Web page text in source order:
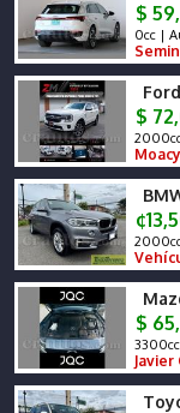
$
0cc |
$
$